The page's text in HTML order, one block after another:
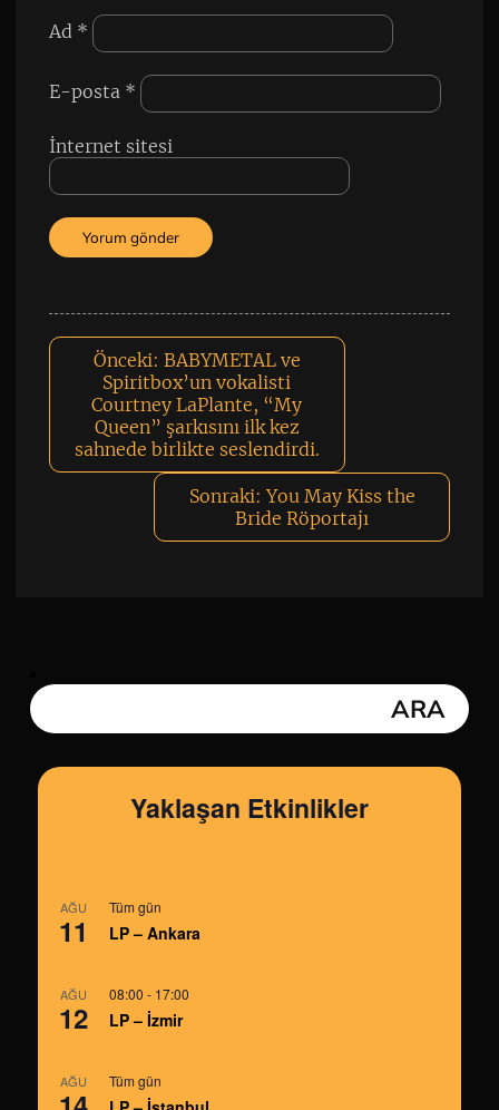
Ad *
E-posta *
İnternet sitesi
Önceki: BABYMETAL ve
Spiritbox’un vokalisti
Courtney LaPlante, “My
Queen” şarkısını ilk kez
sahnede birlikte seslendirdi.
Sonraki: You May Kiss the
Bride Röportajı
Yaklaşan Etkinlikler
AĞU
11
Tüm gün
LP – Ankara
AĞU
12
08:00 - 17:00
LP – İzmir
AĞU Tüm gün